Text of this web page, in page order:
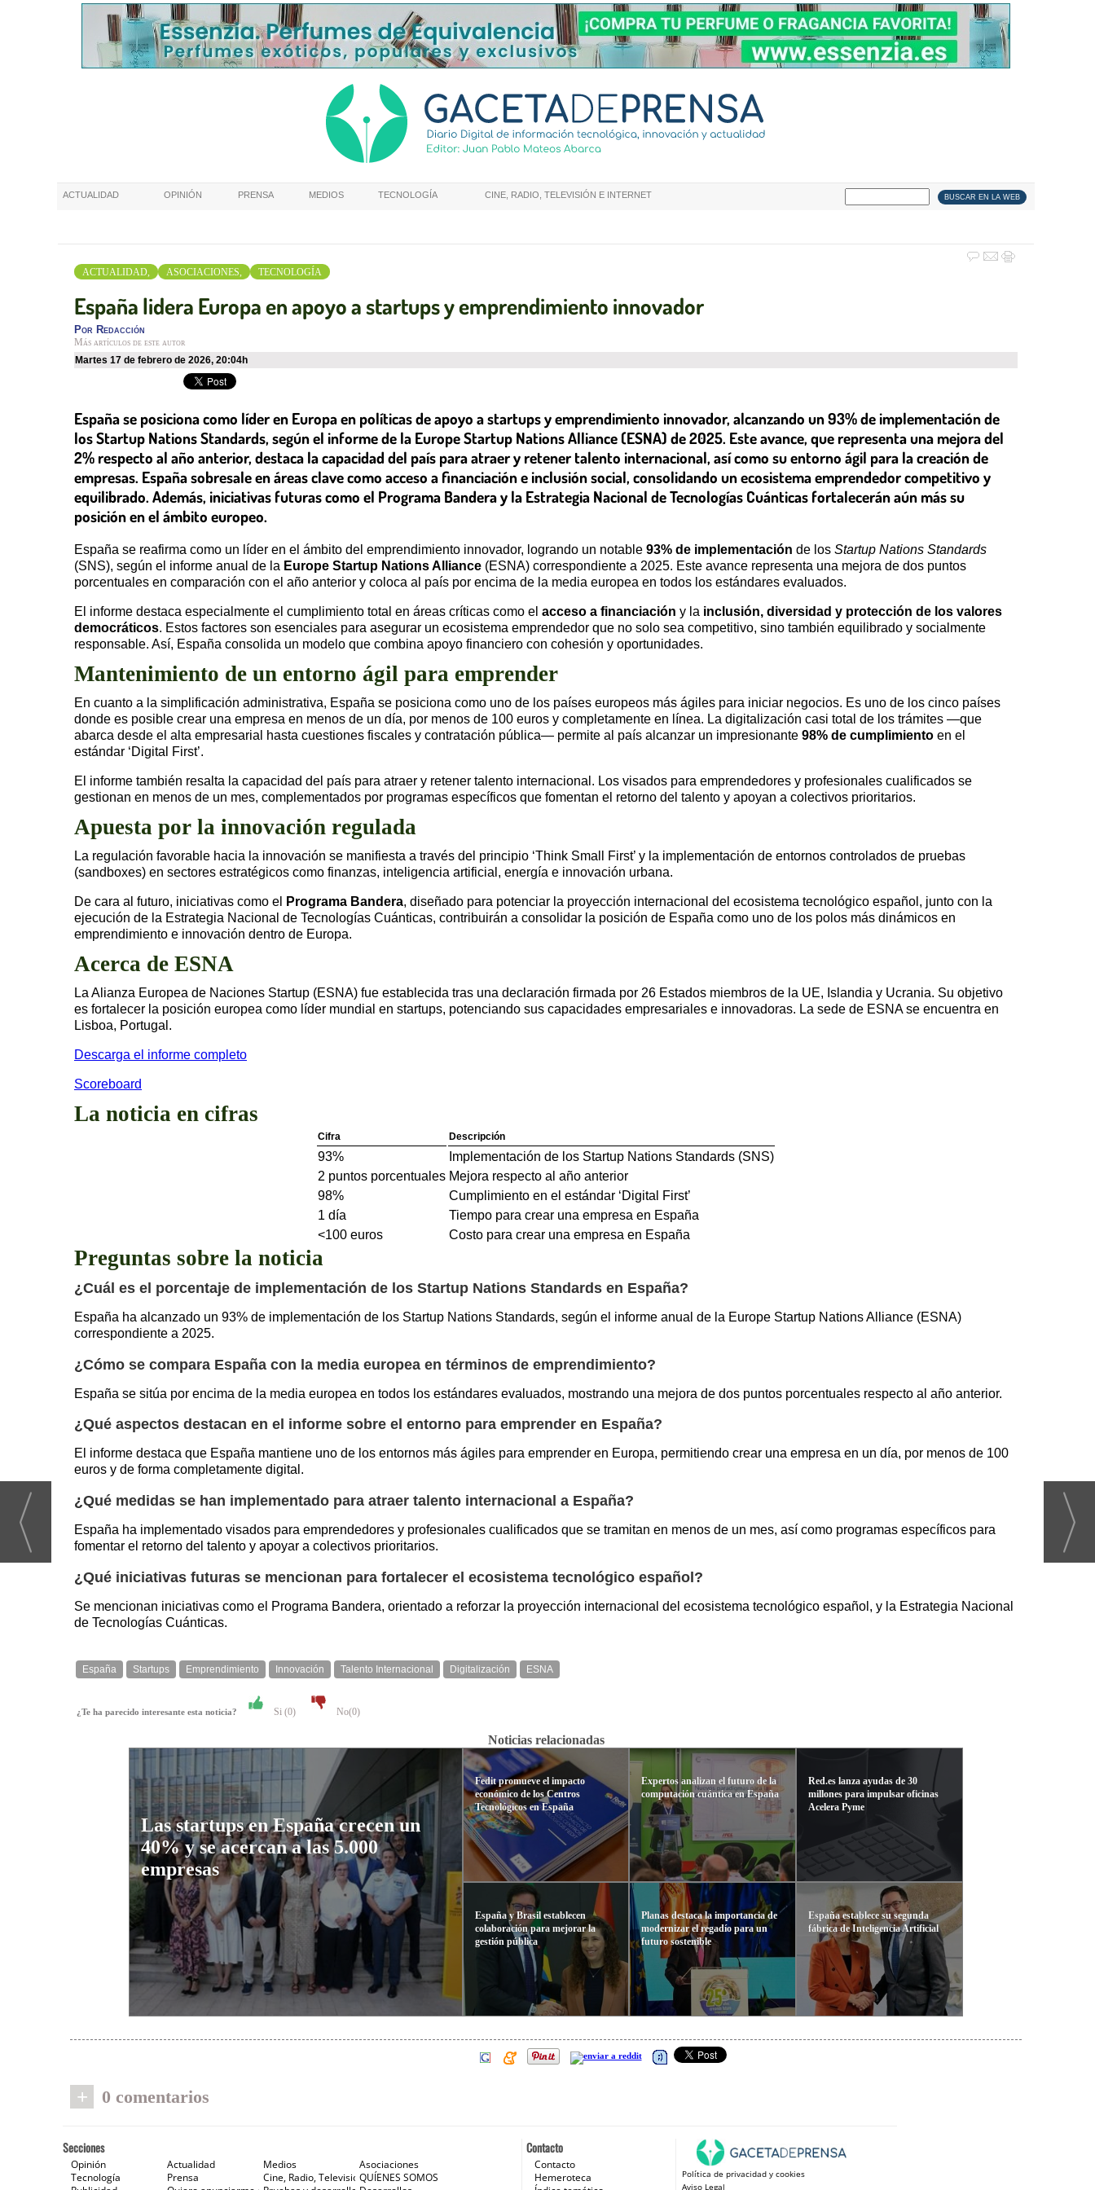
ACTUALIDAD OPINIÓN PRENSA MEDIOS TECNOLOGÍA CINE, RADIO, TELEVISIÓN E INTERNET
ACTUALIDAD, ASOCIACIONES, TECNOLOGÍA
España lidera Europa en apoyo a startups y emprendimiento innovador
Por Redacción
Más artículos de este autor
martes 17 de febrero de 2026, 20:04h
España se posiciona como líder en Europa en políticas de apoyo a startups y emprendimiento innovador, alcanzando un 93% de implementación de
los Startup Nations Standards, según el informe de la Europe Startup Nations Alliance (ESNA) de 2025. Este avance, que representa una mejora del
2% respecto al año anterior, destaca la capacidad del país para atraer y retener talento internacional, así como su entorno ágil para la creación de
empresas. España sobresale en áreas clave como acceso a financiación e inclusión social, consolidando un ecosistema emprendedor competitivo y
equilibrado. Además, iniciativas futuras como el Programa Bandera y la Estrategia Nacional de Tecnologías Cuánticas fortalecerán aún más su
posición en el ámbito europeo.
España se reafirma como un líder en el ámbito del emprendimiento innovador, logrando un notable 93% de implementación de los Startup Nations Standards
(SNS), según el informe anual de la Europe Startup Nations Alliance (ESNA) correspondiente a 2025. Este avance representa una mejora de dos puntos
porcentuales en comparación con el año anterior y coloca al país por encima de la media europea en todos los estándares evaluados.
El informe destaca especialmente el cumplimiento total en áreas críticas como el acceso a financiación y la inclusión, diversidad y protección de los valores
democráticos. Estos factores son esenciales para asegurar un ecosistema emprendedor que no solo sea competitivo, sino también equilibrado y socialmente
responsable. Así, España consolida un modelo que combina apoyo financiero con cohesión y oportunidades.
Mantenimiento de un entorno ágil para emprender
En cuanto a la simplificación administrativa, España se posiciona como uno de los países europeos más ágiles para iniciar negocios. Es uno de los cinco países
donde es posible crear una empresa en menos de un día, por menos de 100 euros y completamente en línea. La digitalización casi total de los trámites —que
abarca desde el alta empresarial hasta cuestiones fiscales y contratación pública— permite al país alcanzar un impresionante 98% de cumplimiento en el
estándar ‘Digital First’.
El informe también resalta la capacidad del país para atraer y retener talento internacional. Los visados para emprendedores y profesionales cualificados se
gestionan en menos de un mes, complementados por programas específicos que fomentan el retorno del talento y apoyan a colectivos prioritarios.
Apuesta por la innovación regulada
La regulación favorable hacia la innovación se manifiesta a través del principio ‘Think Small First’ y la implementación de entornos controlados de pruebas
(sandboxes) en sectores estratégicos como finanzas, inteligencia artificial, energía e innovación urbana.
De cara al futuro, iniciativas como el Programa Bandera, diseñado para potenciar la proyección internacional del ecosistema tecnológico español, junto con la
ejecución de la Estrategia Nacional de Tecnologías Cuánticas, contribuirán a consolidar la posición de España como uno de los polos más dinámicos en
emprendimiento e innovación dentro de Europa.
Acerca de ESNA
La Alianza Europea de Naciones Startup (ESNA) fue establecida tras una declaración firmada por 26 Estados miembros de la UE, Islandia y Ucrania. Su objetivo
es fortalecer la posición europea como líder mundial en startups, potenciando sus capacidades empresariales e innovadoras. La sede de ESNA se encuentra en
Lisboa, Portugal.
Descarga el informe completo
Scoreboard
La noticia en cifras
Cifra Descripción
93%
Implementación de los Startup Nations Standards (SNS)
2 puntos porcentuales Mejora respecto al año anterior
98%
Cumplimiento en el estándar ‘Digital First’
1 día
Tiempo para crear una empresa en España
<100 euros
Costo para crear una empresa en España
Preguntas sobre la noticia
¿Cuál es el porcentaje de implementación de los Startup Nations Standards en España?
España ha alcanzado un 93% de implementación de los Startup Nations Standards, según el informe anual de la Europe Startup Nations Alliance (ESNA)
correspondiente a 2025.
¿Cómo se compara España con la media europea en términos de emprendimiento?
España se sitúa por encima de la media europea en todos los estándares evaluados, mostrando una mejora de dos puntos porcentuales respecto al año anterior.
¿Qué aspectos destacan en el informe sobre el entorno para emprender en España?
El informe destaca que España mantiene uno de los entornos más ágiles para emprender en Europa, permitiendo crear una empresa en un día, por menos de 100
euros y de forma completamente digital.
¿Qué medidas se han implementado para atraer talento internacional a España?
España ha implementado visados para emprendedores y profesionales cualificados que se tramitan en menos de un mes, así como programas específicos para
fomentar el retorno del talento y apoyar a colectivos prioritarios.
¿Qué iniciativas futuras se mencionan para fortalecer el ecosistema tecnológico español?
Se mencionan iniciativas como el Programa Bandera, orientado a reforzar la proyección internacional del ecosistema tecnológico español, y la Estrategia Nacional
de Tecnologías Cuánticas.
España Startups Emprendimiento Innovación Talento Internacional Digitalización ESNA
¿Te ha parecido interesante esta noticia? Si (0) No(0)
Noticias relacionadas
Las startups en España crecen un
40% y se acercan a las 5.000
empresas
Fedit promueve el impacto
económico de los Centros
Tecnológicos en España
España y Brasil establecen
colaboración para mejorar la
gestión pública
Expertos analizan el futuro de la
computación cuántica en España
Planas destaca la importancia de
modernizar el regadío para un
futuro sostenible
Red.es lanza ayudas de 30
millones para impulsar oficinas
Acelera Pyme
España establece su segunda
fábrica de Inteligencia Artificial
+ 0 comentarios
Contacto
Contacto
Hemeroteca
Política de privacidad y cookies
Aviso Legal
Secciones
Opinión Actualidad Medios
Asociaciones
Tecnología
Prensa Cine, Radio, Televisión e Internet
QUÍENES SOMOS